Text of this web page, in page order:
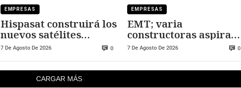
EMPRESAS
Hispasat construirá los
nuevos satélites
europeos
7 De Agosto De 2026 0
EMPRESAS
EMT; varia
constructoras aspiran
al nuevo centro de
7 De Agosto De 2026 0
CARGAR MÁS